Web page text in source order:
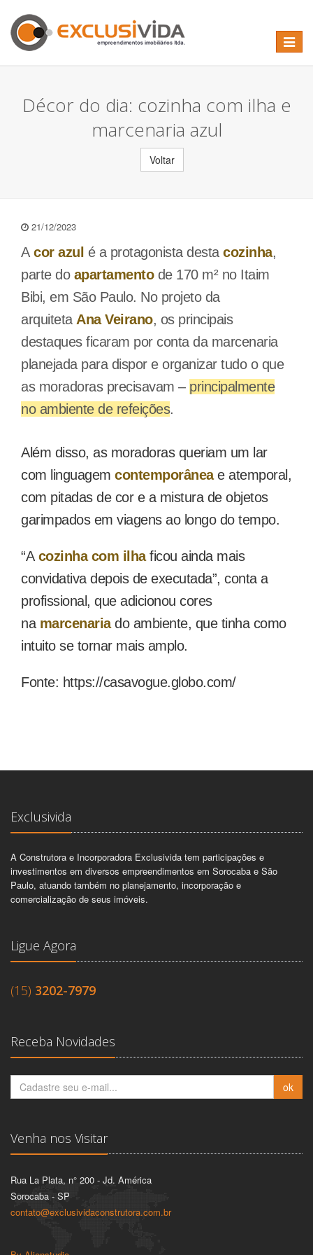
Toggle
Décor do dia: cozinha com ilha e
marcenaria azul
21/12/2023
A cor azul é a protagonista desta cozinha,
parte do apartamento de 170 m² no Itaim
Bibi, em São Paulo. No projeto da
arquiteta Ana Veirano, os principais
destaques ficaram por conta da marcenaria
planejada para dispor e organizar tudo o que
as moradoras precisavam – principalmente
no ambiente de refeições.
Além disso, as moradoras queriam um lar
com linguagem contemporâneae atemporal,
com pitadas de cor e a mistura de objetos
garimpados em viagens ao longo do tempo.
“A cozinha com ilhaficou ainda mais
convidativa depois de executada”, conta a
profissional, que adicionou cores
na marcenariado ambiente, que tinha como
intuito se tornar mais amplo.
Fonte: https://casavogue.globo.com/
Exclusivida
A Construtora e Incorporadora Exclusivida tem participações e
investimentos em diversos empreendimentos em Sorocaba e São
Paulo, atuando também no planejamento, incorporação e
comercialização de seus imóveis.
Ligue Agora
(15) 3202-7979
Receba Novidades
Venha nos Visitar
Rua La Plata, n° 200 - Jd. América
Sorocaba - SP
contato@exclusividaconstrutora.com.br